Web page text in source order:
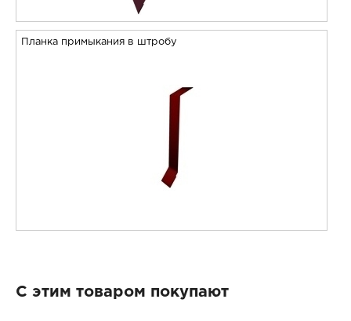
Планка примыкания в штробу
С этим товаром покупают